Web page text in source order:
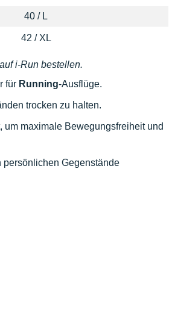
40 / L
42 / XL
i-Run bestellen.
für Running-Ausflüge.
trocken zu halten.
maximale Bewegungsfreiheit und
persönlichen Gegenstände